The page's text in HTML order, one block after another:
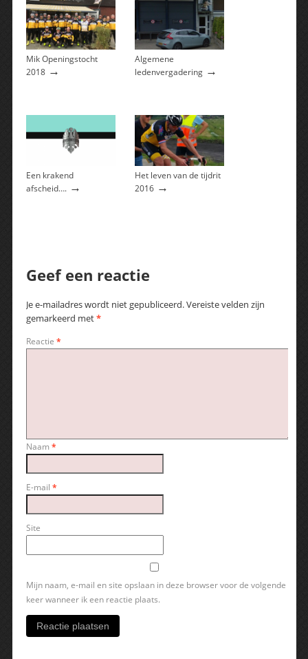
Mik Openingstocht
2018→
Algemene
ledenvergadering→
Een krakend
afscheid….→
Het leven van de tijdrit
2016→
Geef een reactie
Je e-mailadres wordt niet gepubliceerd.Vereiste velden zijn
gemarkeerd met*
Reactie *
Naam *
E-mail *
Site
Mijn naam, e-mail en site opslaan in deze browser voor de volgende
keer wanneer ik een reactie plaats.